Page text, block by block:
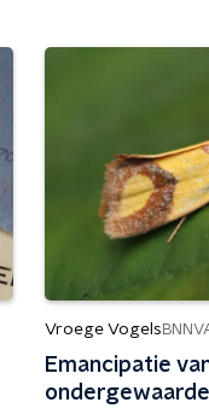
Vroege Vogels
Emancipatie